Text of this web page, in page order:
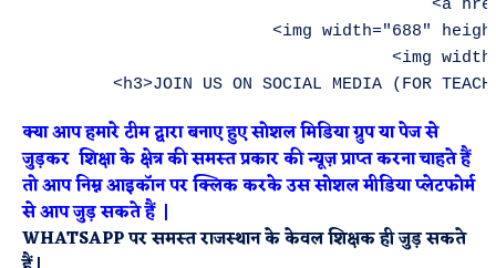
क्याआप हमारे टीम द्वारा बनाए हुएसोशल मिडिया ग्रुप या पेज से
जुड़कर शिक्षाके क्षेत्र की समस्त प्रकार की न्यूज़ प्राप्तकरना चाहते हैं
तो आप निम्न आइकॉन पर क्लिक करके उस सोशल मीडिया प्लेटफोर्म
से आपजुड़सकतेहैं |
WHATSAPPपरसमस्तराजस्थान के केवल शिक्षक हीजुड़ सकते